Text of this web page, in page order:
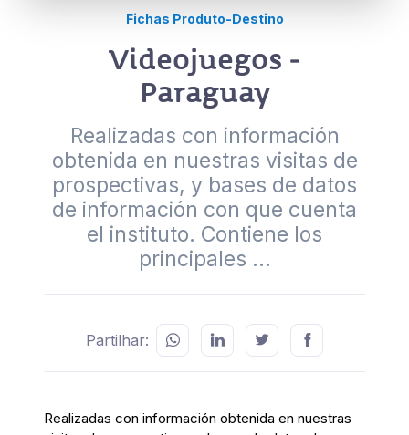
Fichas Produto-Destino
Videojuegos -
Paraguay
Realizadas con información
obtenida en nuestras visitas de
prospectivas, y bases de datos
de información con que cuenta
el instituto. Contiene los
principales ...
Partilhar:
Realizadas con información obtenida en nuestras